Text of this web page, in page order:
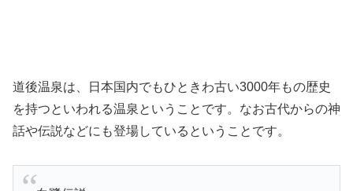
道後温泉は、日本国内でもひときわ古い3000年もの歴史
を持つといわれる温泉ということです。なお古代からの神
話や伝説などにも登場しているということです。